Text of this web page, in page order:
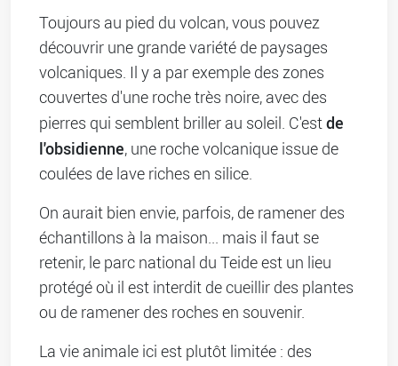
Toujours au pied du volcan, vous pouvez
découvrir une grande variété de paysages
volcaniques. Il y a par exemple des zones
couvertes d'une roche très noire, avec des
pierres qui semblent briller au soleil. C'estde
l'obsidienne, une roche volcanique issue de
coulées de lave riches en silice.
On aurait bien envie, parfois, de ramener des
échantillons à la maison... mais il faut se
retenir, le parc national du Teide est un lieu
protégé où il est interdit de cueillir des plantes
ou de ramener des roches en souvenir.
La vie animale ici est plutôt limitée : des